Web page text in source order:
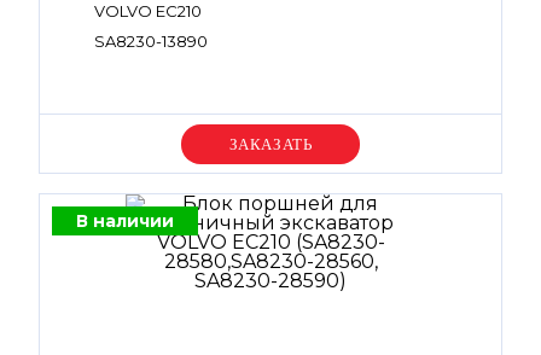
VOLVO EC210
SA8230-13890
Уточняйте цену
В наличии